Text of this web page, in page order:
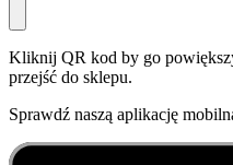
Kliknij QR kod by go
przejść do sklepu.
Sprawdź naszą aplikację